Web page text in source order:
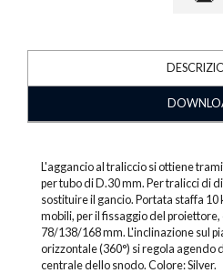
L'aggancio al traliccio si ottiene
per tubo di D.30 mm. Per tralicci di
sostituire il gancio. Portata staffa
mobili, per il fissaggio del
78/138/168 mm. L'inclinazione sul
orizzontale (360°) si regola agendo
centrale dello snodo. Colore: Silver.